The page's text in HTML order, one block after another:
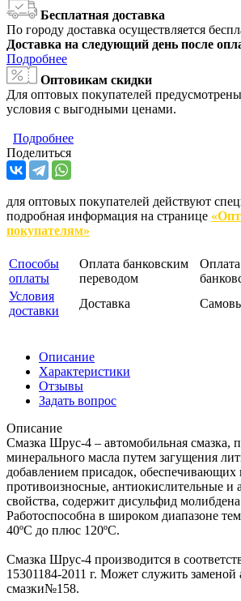
Бесплатная доставка
По городу доставка осуществляется
Доставка на следующий день после
Подробнее
Оптовикам скидки
Для оптовых покупателей
условия с выгодными ценами.
Подробнее
Поделиться
для оптовых покупателей действуют
подробная информация на странице
покупателям»
Способы
оплаты
Оплата банковским
переводом
Условия
доставки
Доставка
Описание
Характеристики
Отзывы
Задать вопрос
Описание
Смазка Шрус-4 – автомобильная смазка,
минерального масла путем загущения
добавлением присадок, обеспечивающих
противоизносные, антиокислительные
свойства, содержит дисульфид
Работоспособна в широком диапазоне
40ºС до плюс 120ºС.
Смазка Шрус-4 производится в
15301184-2011 г. Может служить заменой
смазки№158.